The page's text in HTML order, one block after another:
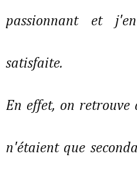
passionnant et
satisfaite.
En effet, on retrouve
n'étaient que